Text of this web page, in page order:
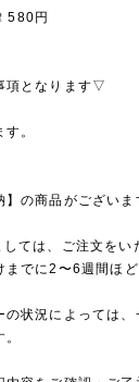
580円
項となります▽
。
】の商品がございま
ては、ご注文をい
までに2〜6週間ほ
の状況によっては